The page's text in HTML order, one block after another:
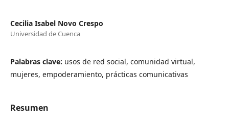
Cecilia Isabel Novo Crespo
Universidad de Cuenca
Palabras clave: usos de red social, comunidad virtual,
mujeres, empoderamiento, prácticas comunicativas
Resumen